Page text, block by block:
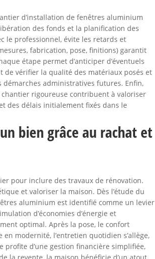
d’installation de fenêtres aluminium
des fonds et la planification des
le professionnel, évite les retards et
fabrication, pose, finitions) garantit
étape permet d’anticiper d’éventuels
vérifier la qualité des matériaux posés et
démarches administratives futures. Enfin,
rigoureuse contribuent à valoriser
des délais initialement fixés dans le
bien grâce au rachat et
pour inclure des travaux de rénovation.
et valoriser la maison. Dès l’étude du
aluminium est identifié comme un levier
d’économies d’énergie et
optimal. Après la pose, le confort
modernité, l’entretien quotidien s’allège,
d’une gestion financière simplifiée,